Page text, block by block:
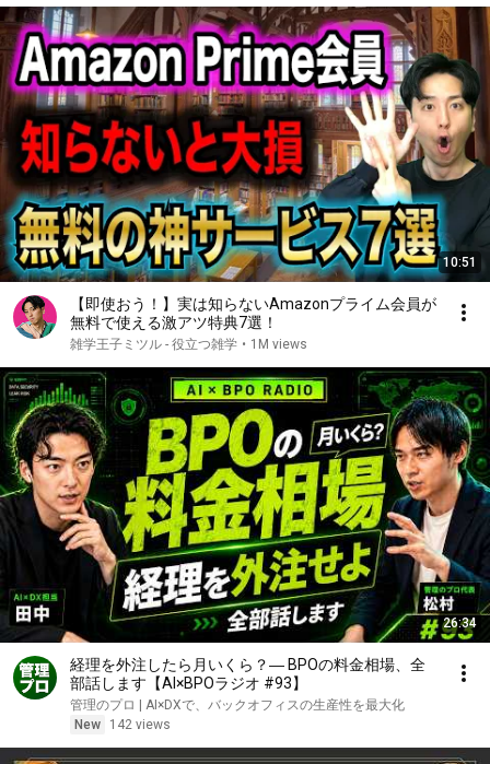
10:51
【即使おう！】実は知らないAmazonプライム会員が
無料で使える激アツ特典7選！
雑学王子ミツル - 役立つ雑学 • 1M views
26:34
経理を外注したら月いくら？― BPOの料金相場、全
部話します【AI×BPOラジオ #93】
管理のプロ | AI×DXで、バックオフィスの生産性を最大化
New
142 views